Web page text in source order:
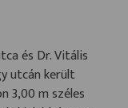
és Dr. Vitális
utcán került
3,00 m széles